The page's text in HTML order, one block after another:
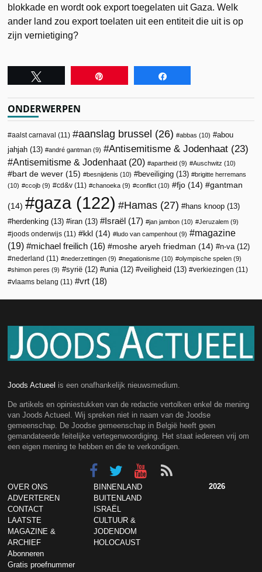
blokkade en wordt ook export toegelaten uit Gaza. Welk
ander land zou export toelaten uit een entiteit die uit is op
zijn vernietiging?
ONDERWERPEN
aalst carnaval (11) aanslag brussel (26) abbas (10)
abou
jahjah (13) andré gantman (9) Antisemitisme & Jodenhaat (23)
Antisemitisme & Jodenhaat(20) apartheid (9) Auschwitz (10)
bart de wever (15) besnijdenis (10) beveiliging (13)
brigitte herremans
(10)
ccojb (9) cd&v (11) chanoeka (9) conflict (10) fjo (14) gantman
(14) gaza (122) Hamas (27) hans knoop (13)
herdenking (13) iran (13) Israël (17) jan jambon (10) Jeruzalem (9)
joods onderwijs (11) kkl (14) ludo van campenhout (9)
magazine
(19)
michael freilich (16) moshe aryeh friedman (14) n-va (12)
nederland (11) nederzettingen (9) negationisme (10) olympische spelen (9)
shimon peres (9) syrië (12) unia (12) veiligheid (13) verkiezingen (11)
vlaams belang (11) vrt (18)
Joods Actueel is een onafhankelijk nieuwsmedium.
De artikels en opiniestukken van de redactie vertolken enkel de mening
van Joods Actueel. Wij spreken niet in naam van de Joodse
gemeenschap. De Joodse gemeenschap in België heeft geen
gemandateerde feitelijke vertegenwoordiging. Het staat iedereen vrij om
een eigen mening te hebben en die te verkondigen.
OVER ONS
ADVERTEREN
CONTACT
LAATSTE
MAGAZINE &
ARCHIEF
Abonneren
Gratis proefnummer
BINNENLAND
BUITENLAND
ISRAËL
CULTUUR &
JODENDOM
HOLOCAUST
2026